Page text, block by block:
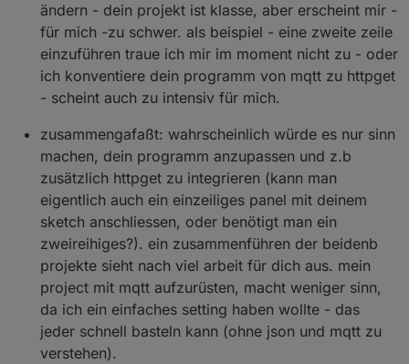
ändern - dein projekt ist klasse, aber erscheint mir -
für mich -zu schwer. als beispiel - eine zweite zeile
einzuführen traue ich mir im moment nicht zu - oder
ich konventiere dein programm von mqtt zu httpget
- scheint auch zu intensiv für mich.
zusammengafaßt: wahrscheinlich würde es nur sinn
machen, dein programm anzupassen und z.b
zusätzlich httpget zu integrieren (kann man
eigentlich auch ein einzeiliges panel mit deinem
sketch anschliessen, oder benötigt man ein
zweireihiges?). ein zusammenführen der beidenb
projekte sieht nach viel arbeit für dich aus. mein
project mit mqtt aufzurüsten, macht weniger sinn,
da ich ein einfaches setting haben wollte - das
jeder schnell basteln kann (ohne json und mqtt zu
verstehen).